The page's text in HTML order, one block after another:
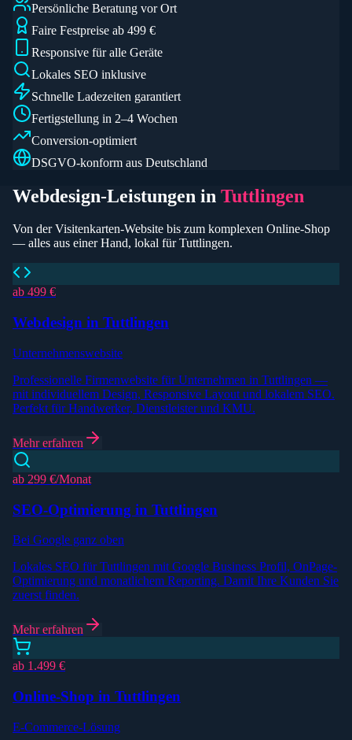
Persönliche Beratung vor Ort
Faire Festpreise ab 499 €
Responsive für alle Geräte
Lokales SEO inklusive
Schnelle Ladezeiten garantiert
Fertigstellung in 2–4 Wochen
Conversion-optimiert
DSGVO-konform aus Deutschland
Webdesign-Leistungen in Tuttlingen
Von der Visitenkarten-Website bis zum komplexen Online-Shop
— alles aus einer Hand, lokal fürTuttlingen.
ab 499 €
Webdesign in Tuttlingen
Unternehmenswebsite
Professionelle Firmenwebsite für Unternehmen in Tuttlingen —
mit individuellem Design, Responsive Layout und lokalem SEO.
Perfekt für Handwerker, Dienstleister und KMU.
Mehr erfahren
ab 299 €/Monat
SEO-Optimierung in Tuttlingen
Bei Google ganz oben
Lokales SEO für Tuttlingen mit Google Business Profil, OnPage-
Optimierung und monatlichem Reporting. Damit Ihre Kunden Sie
zuerst finden.
Mehr erfahren
ab 1.499 €
Online-Shop in Tuttlingen
E-Commerce-Lösung